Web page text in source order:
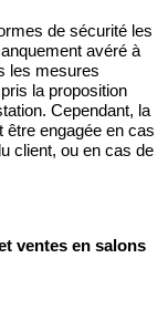
de sécurité les
avéré à
les mesures
la proposition
Cependant, la
être engagée en cas
client, ou en cas de
ventes en salons